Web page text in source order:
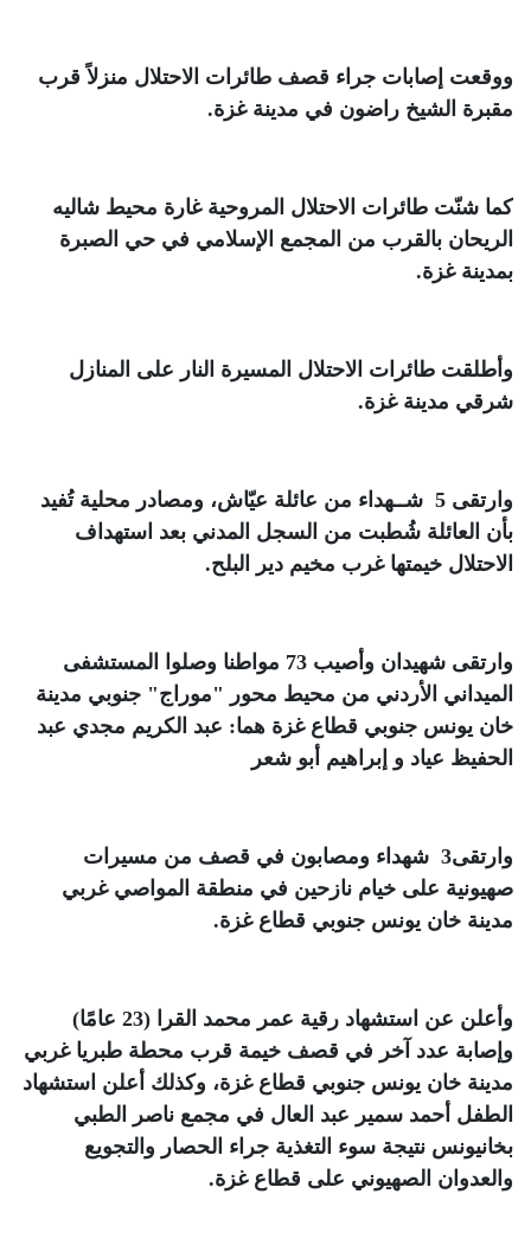
ووقعت إصابات جراء قصف طائرات الاحتلال منزلاً قرب
مقبرة الشيخ راضون في مدينة غزة.
كما شنّت طائرات الاحتلال المروحية غارة محيط شاليه
الريحان بالقرب من المجمع الإسلامي في حي الصبرة
بمدينة غزة.
وأطلقت طائرات الاحتلال المسيرة النار على المنازل
شرقي مدينة غزة.
وارتقى 5 شــهداء من عائلة عيّاش، ومصادر محلية تُفيد
بأن العائلة شُطبت من السجل المدني بعد استهداف
الاحتلال خيمتها غرب مخيم دير البلح.
وارتقى شهيدان وأصيب 73 مواطنا وصلوا المستشفى
الميداني الأردني من محيط محور "موراج" جنوبي مدينة
خان يونس جنوبي قطاع غزة هما: عبد الكريم مجدي عبد
الحفيظ عياد و إبراهيم أبو شعر
وارتقى3 شهداء ومصابون في قصف من مسيرات
صهيونية على خيام نازحين في منطقة المواصي غربي
مدينة خان يونس جنوبي قطاع غزة.
وأعلن عن استشهاد رقية عمر محمد القرا (23 عامًا)
وإصابة عدد آخر في قصف خيمة قرب محطة طبريا غربي
مدينة خان يونس جنوبي قطاع غزة، وكذلك أعلن استشهاد
الطفل أحمد سمير عبد العال في مجمع ناصر الطبي
بخانيونس نتيجة سوء التغذية جراء الحصار والتجويع
والعدوان الصهيوني على قطاع غزة.